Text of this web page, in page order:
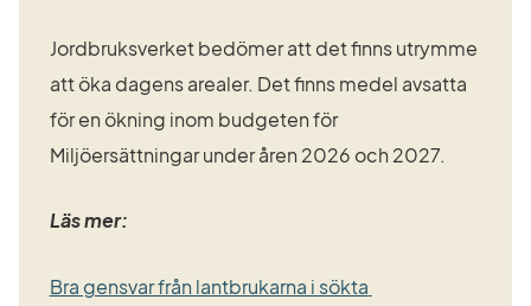
Jordbruksverket bedömer att det finns utrymme
att öka dagens arealer. Det finns medel avsatta
för en ökning inom budgeten för
Miljöersättningar under åren 2026 och 2027.
Läs mer:
Bra gensvar från lantbrukarna i sökta